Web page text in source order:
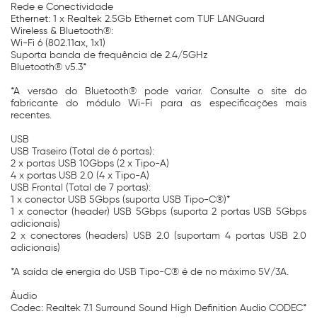
Rede e Conectividade
Ethernet: 1 x Realtek 2.5Gb Ethernet com TUF LANGuard
Wireless & Bluetooth®:
Wi-Fi 6 (802.11ax, 1x1)
Suporta banda de frequência de 2.4/5GHz
Bluetooth® v5.3*
*A versão do Bluetooth® pode variar. Consulte o site do
fabricante do módulo Wi-Fi para as especificações mais
recentes.
USB
USB Traseiro (Total de 6 portas):
2 x portas USB 10Gbps (2 x Tipo-A)
4 x portas USB 2.0 (4 x Tipo-A)
USB Frontal (Total de 7 portas):
1 x conector USB 5Gbps (suporta USB Tipo-C®)*
1 x conector (header) USB 5Gbps (suporta 2 portas USB 5Gbps
adicionais)
2 x conectores (headers) USB 2.0 (suportam 4 portas USB 2.0
adicionais)
*A saída de energia do USB Tipo-C® é de no máximo 5V/3A.
Áudio
Codec: Realtek 7.1 Surround Sound High Definition Audio CODEC*